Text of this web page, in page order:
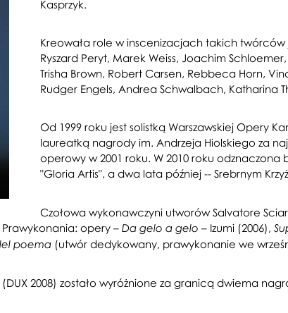
Kasprzyk.
Kreowała role w inscenizacjach takich twórców
Ryszard Peryt, Marek Weiss, Joachim
Trisha Brown, Robert Carsen, Rebbeca Horn,
Rudger Engels, Andrea Schwalbach, Katharina
Od 1999 roku jest solistką Warszawskiej Opery
laureatką nagrody im. Andrzeja Hiolskiego za
operowy w 2001 roku. W 2010 roku odznaczona
"Gloria Artis", a dwa lata później -- Srebrnym
Czołowa wykonawczyni utworów Salvatore
opery – Da gelo a gelo – Izumi (2006),
poema (utwór dedykowany, prawykonanie we
2008) zostało wyróżnione za granicą dwiema